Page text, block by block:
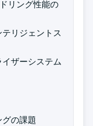
リング性能の
リジェントス
ザーシステム
の課題